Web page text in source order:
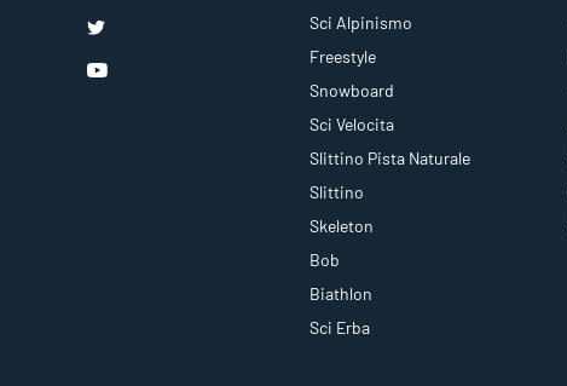
Sci Alpinismo
Freestyle
Snowboard
Sci Velocita
Slittino Pista Naturale
Slittino
Skeleton
Bob
Biathlon
Sci Erba